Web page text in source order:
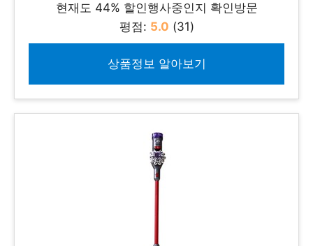
현재도 44% 할인행사중인지 확인방문
평점: 5.0 (31)
상품정보 알아보기